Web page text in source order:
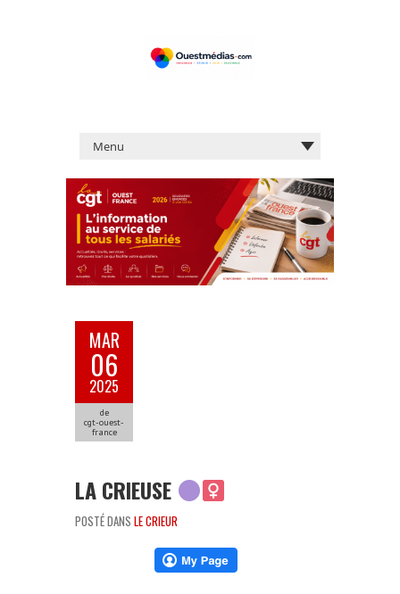
MAR
06
2025
de
cgt-ouest-
france
LA CRIEUSE
POSTÉ DANS LE CRIEUR